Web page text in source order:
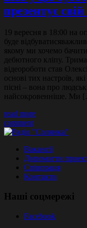
презентує
19 вересня в 18:00 на
буде
якому ми хочемо
дебютного кліпу.
відеороботи став
основі тих настроїв,
пісні – вона про
найсокровенніше. Ми
read more
comment
Вакансії
Допомогти
Співпраця
Контакти
Наші соцмережі
Facebook